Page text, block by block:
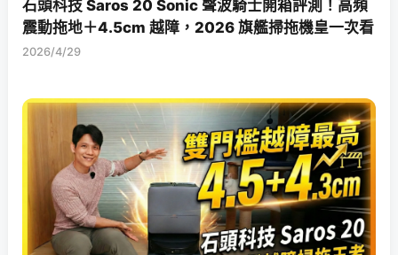
石頭科技 Saros 20 Sonic 聲波騎士開箱評測！高頻
震動拖地＋4.5cm 越障，2026 旗艦掃拖機皇一次看
2026/4/29